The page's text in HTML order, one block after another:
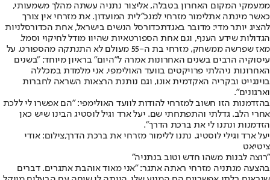
ממעמקי המקום האחרון בטבלה, אליצור נתניה עשתה מהלך משמעותי,
כאשר מינתה אתלימור מזרחי למנכ״לית המועדון. את מזרחי אין צורך
להציג יותר מדי: מדובר באגדתכדורסל הנשים בישראל, אחת הכדורסלניות
הגדולות שידע הענף, וגם אחת הספורטאיות שהיוו מודל לחיקוי וסמל.
מאז שפרשה ממשחק, מזרחי בת ה-55 מעולם לא התנתקה מהספורט. על
עיסוקיה הרבים בשנים האחרונות אמרה ל"היום" בראיון מיוחד: "בשנים
האחרונות ניהלתי פרויקטים בוועד האולימפי, אני מלמדת במכללה
בוינגייט ובקריה האקדמית אונו, וגם נותנת הרצאות השראה לחברות
וארגונים".
בהזדמנות הזו חשוב למזרחי להודות לוועד האולימפי: "הם אפשרו לי ללכת
אחרי הלב. גדלתי והתפתחתי שם. יעל ארד וגיל לוסטיג הבינו שיש כאן
הזדמנות ונתנו לי את ברכת הדרך".
יעל ארד וגילי לוסטיג. נתנו ללימור מזרחי את ברכת הדרך,צילום: אודי
ציטיאט
"רוצה לבנות משהו חדש וטוב בנתניה"
בהצעה מנתניה מזרחי ראתה אתגר: "אני מאוד אוהבת אתגרים. דברים